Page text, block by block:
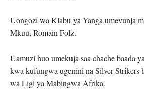
Uongozi wa Klabu ya Yanga umevunja
Mkuu, Romain Folz.
Uamuzi huo umekuja saa chache baada
kwa kufungwa ugenini na Silver Strikers
wa Ligi ya Mabingwa Afrika.